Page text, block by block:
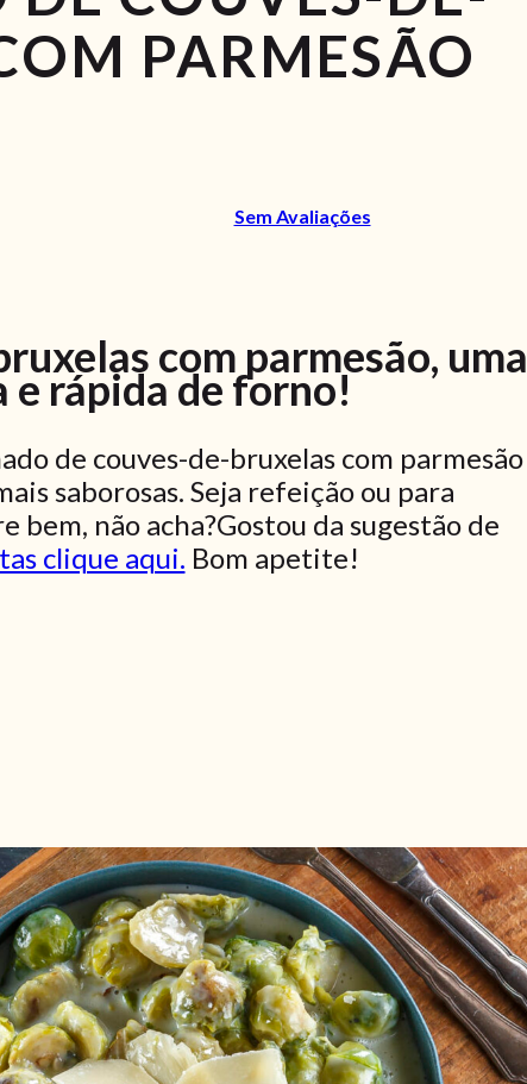
PARMESÃO
Sem Avaliações
com parmesão, uma
e rápida de forno!
de couves-de-bruxelas com parmesão
saborosas. Seja refeição ou para
bem, não acha?Gostou da sugestão de
clique aqui. Bom apetite!